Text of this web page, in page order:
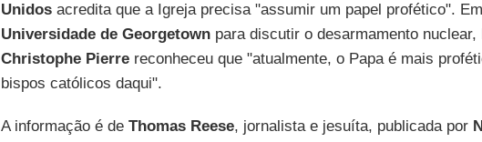
Unidosacredita que a Igreja precisa "assumir um papel profético".
Universidade de Georgetownpara discutir o desarmamento nuclear,
Christophe Pierrereconheceu que "atualmente, o Papa é mais
bispos católicos daqui".
A informação é de Thomas Reese, jornalista e jesuíta, publicada por